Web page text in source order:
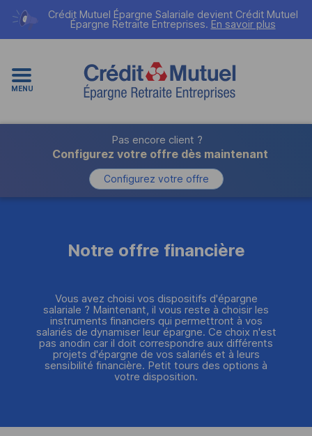
Crédit Mutuel Épargne Salariale devient Crédit Mutuel
Épargne Retraite Entreprises. En savoir plus
MENU
Pas encore client ?
Configurez votre offre dès maintenant
Configurez votre offre
Notre offre financière
Vous avez choisi vos dispositifs d'épargne
salariale ? Maintenant, il vous reste à choisir les
instruments financiers qui permettront à vos
salariés de dynamiser leur épargne. Ce choix n'est
pas anodin car il doit correspondre aux différents
projets d'épargne de vos salariés et à leurs
sensibilité financière. Petit tours des options à
votre disposition.